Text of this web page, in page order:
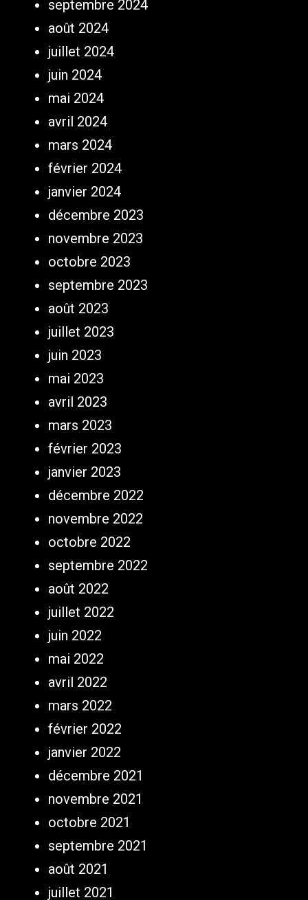
septembre 2024
août 2024
juillet 2024
juin 2024
mai 2024
avril 2024
mars 2024
février 2024
janvier 2024
décembre 2023
novembre 2023
octobre 2023
septembre 2023
août 2023
juillet 2023
juin 2023
mai 2023
avril 2023
mars 2023
février 2023
janvier 2023
décembre 2022
novembre 2022
octobre 2022
septembre 2022
août 2022
juillet 2022
juin 2022
mai 2022
avril 2022
mars 2022
février 2022
janvier 2022
décembre 2021
novembre 2021
octobre 2021
septembre 2021
août 2021
juillet 2021